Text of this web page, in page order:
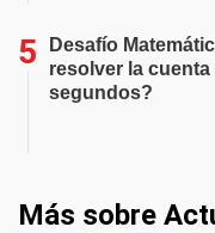
Desafío
resolver la
segundos?
Más sobre